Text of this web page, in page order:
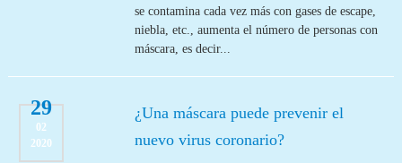
se contamina cada vez más con gases de escape,
niebla, etc., aumenta el número de personas con
máscara, es decir...
29
02
2020
¿Una máscara puede prevenir el
nuevo virus coronario?